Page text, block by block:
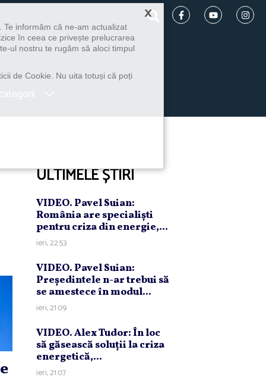
ULTIMELE ȘTIRI
VIDEO. Pavel Suian:
România are specialişti
pentru criza din energie,...
ieri, 22:53
VIDEO. Pavel Suian:
Preşedintele n-ar trebui să
se amestece în modul...
ieri, 21:09
VIDEO. Alex Tudor: În loc
să găsească soluţii la criza
energetică,...
ieri, 21:07
×
informăm că ne-am actualizat
în ceea ce privește prelucrarea
ul nostru te rugăm să aloci timpul
de Cookie. Nu uita totuși că poți